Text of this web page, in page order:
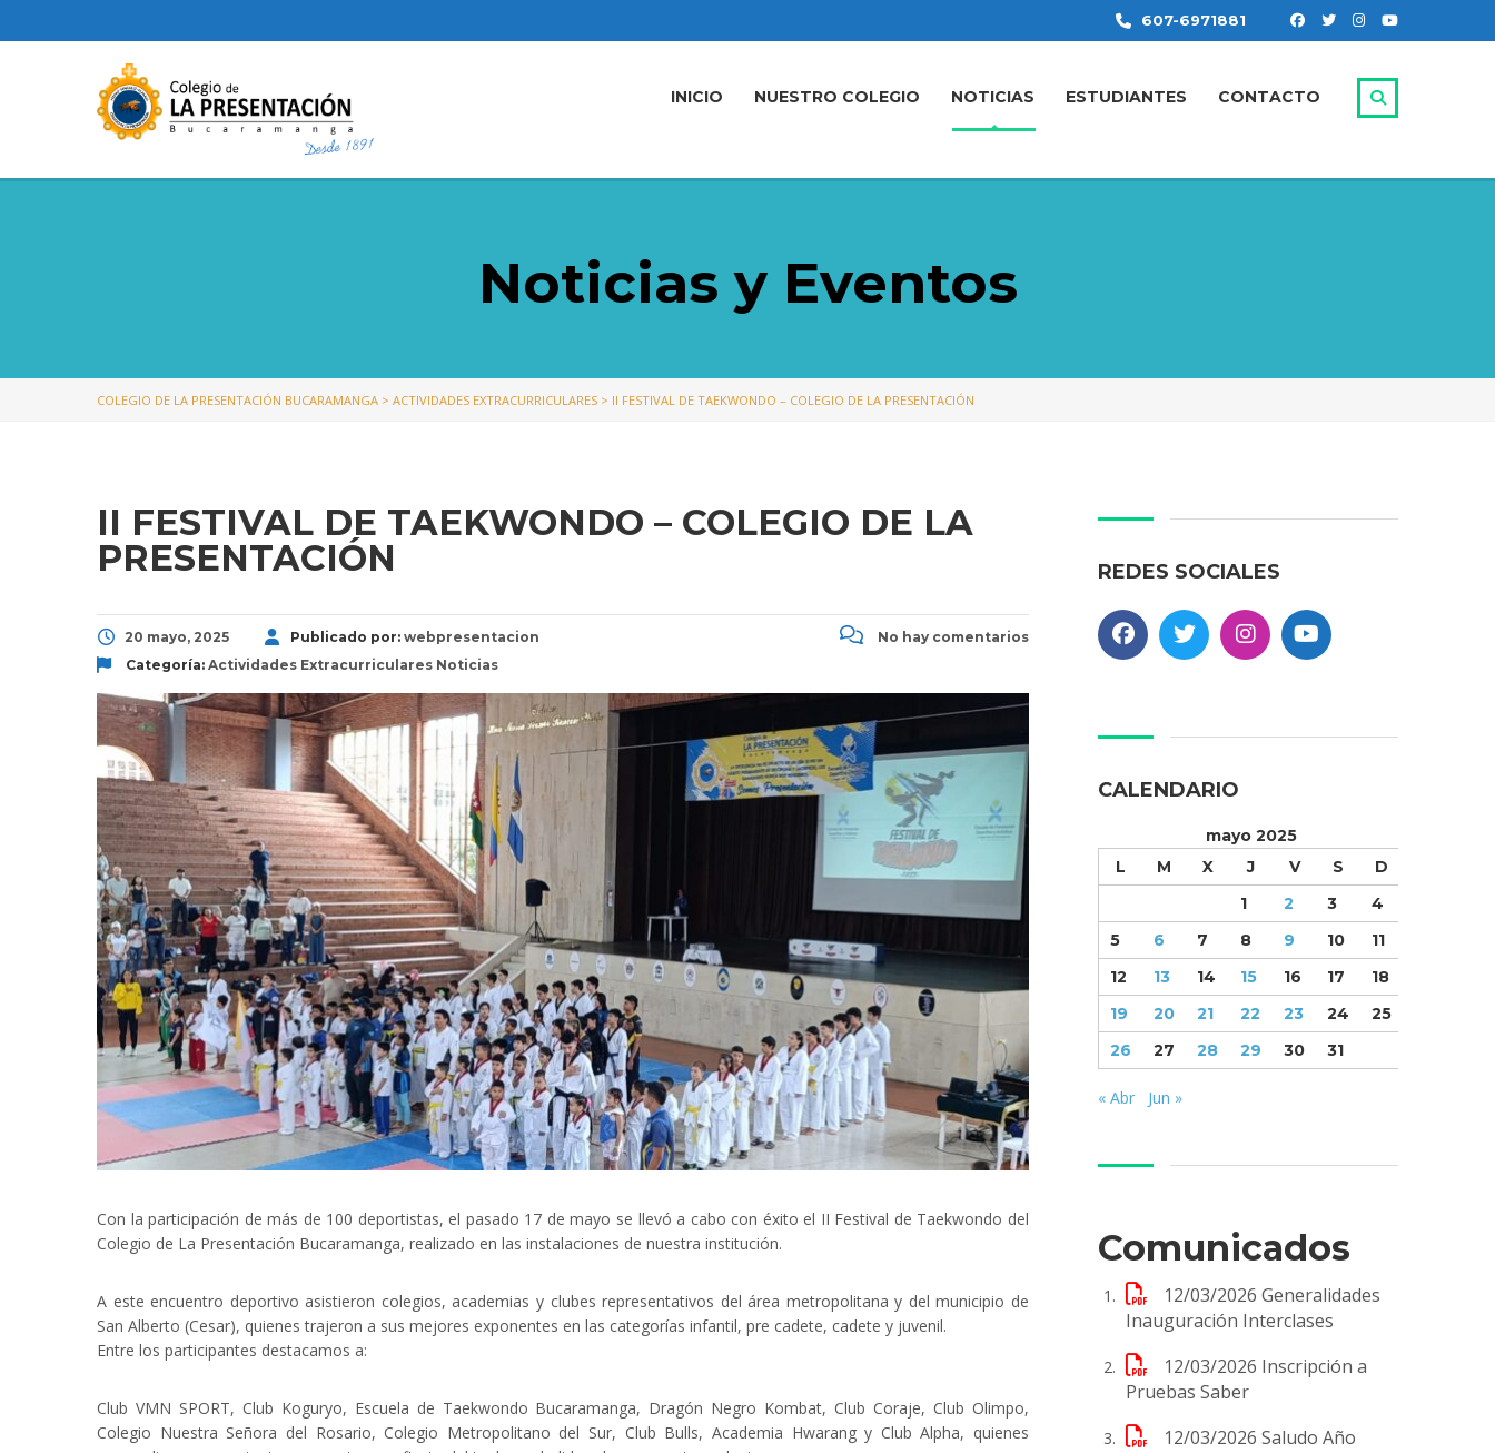
607-6971881
INICIO NUESTRO COLEGIO NOTICIAS ESTUDIANTES CONTACTO
Noticias y Eventos
COLEGIO DE LA PRESENTACIÓN BUCARAMANGA > ACTIVIDADES EXTRACURRICULARES > II FESTIVAL DE TAEKWONDO – COLEGIO DE LA PRESENTACIÓN
II FESTIVAL DE TAEKWONDO – COLEGIO DE LA
PRESENTACIÓN
20 mayo, 2025 Publicado por: webpresentacion
Categoría: Actividades Extracurriculares Noticias
No hay comentarios
Con la participación de más de 100 deportistas, el pasado 17 de mayo se llevó a cabo con éxito el II Festival de Taekwondo del
Colegio de La Presentación Bucaramanga, realizado en las instalaciones de nuestra institución.
A este encuentro deportivo asistieron colegios, academias y clubes representativos del área metropolitana y del municipio de
San Alberto (Cesar), quienes trajeron a sus mejores exponentes en las categorías infantil, pre cadete, cadete y juvenil.
Entre los participantes destacamos a:
Club VMN SPORT, Club Koguryo, Escuela de Taekwondo Bucaramanga, Dragón Negro Kombat, Club Coraje, Club Olimpo,
Colegio Nuestra Señora del Rosario, Colegio Metropolitano del Sur, Club Bulls, Academia Hwarang y Club Alpha, quienes
REDES SOCIALES
CALENDARIO
mayo 2025
L
M X J V S
D
1
2 3
4
5
6 7 8 9 10
11
12
13 14 15 16 17
18
19
20 21 22 23 24
25
26
27 28 29 30 31
« Abr Jun »
Comunicados
12/03/2026 Generalidades
Inauguración Interclases
12/03/2026 Inscripción a
Pruebas Saber
12/03/2026 Saludo Año